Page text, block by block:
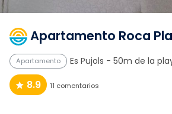
Apartamento Roca
Apartamento Es Pujols - 50m de la
8.9 11 comentarios